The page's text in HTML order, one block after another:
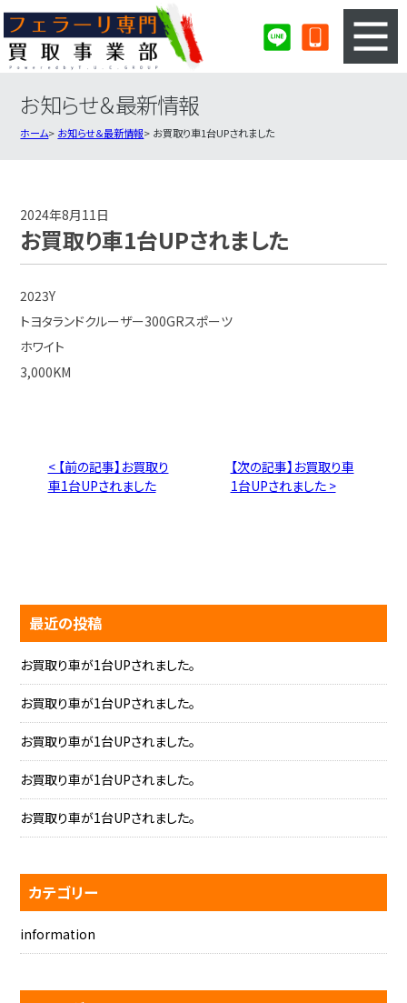
3ステップのカンタン査定
フェラーリ買取実績
お知らせ＆最新情報
ホーム お知らせ＆最新情報 お買取り車1台UPされました
2024年8月11日
お買取り車1台UPされました
2023Y
トヨタランドクルーザー300GRスポーツ
ホワイト
3,000KM
< 【前の記事】お買取り
車1台UPされました
【次の記事】お買取り車
1台UPされました >
最近の投稿
お買取り車が1台UPされました。
お買取り車が1台UPされました。
お買取り車が1台UPされました。
お買取り車が1台UPされました。
お買取り車が1台UPされました。
カテゴリー
information